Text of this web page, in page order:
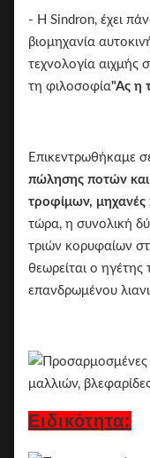
- Η Sindron, έχει
βιομηχανία
τεχνολογία αιχμής
τη φιλοσοφία"Ας η
Επικεντρωθήκαμε
πώλησης ποτών
τροφίμων,
τώρα, η συνολική
τριών κορυφαίων
θεωρείται ο
επανδρωμένου
Ειδικότητα: